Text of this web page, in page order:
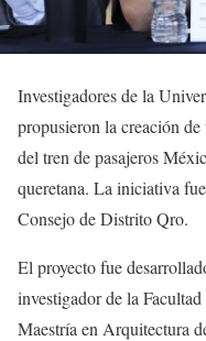
Investigadores de la
propusieron la creación
del tren de pasajeros
queretana. La iniciativa
Consejo de Distrito Qro.
El proyecto fue
investigador de la
Maestría en Arquitectura